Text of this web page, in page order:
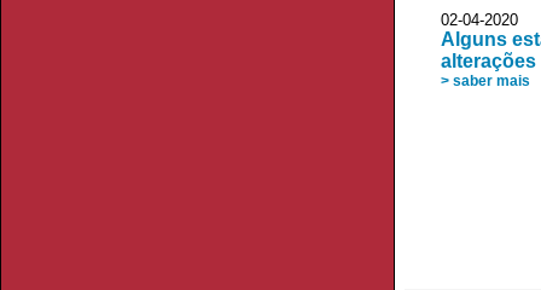
02-04-2020
Alguns
> saber mais